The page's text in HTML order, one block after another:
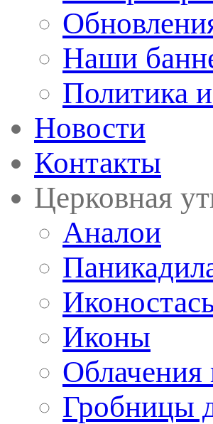
Наши
Политика
Новости
Контакты
Церковная
Аналои
Иконы
Облачения
Гробницы